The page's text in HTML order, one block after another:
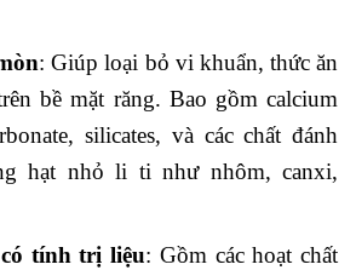
: Giúp loại bỏ vi khuẩn, thức ăn
bề mặt răng. Bao gồm calcium
silicates, và các chất đánh
hạt nhỏ li ti như nhôm, canxi,
tính trị liệu: Gồm các hoạt chất